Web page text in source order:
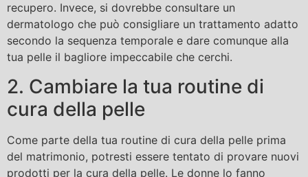
recupero. Invece, si dovrebbe consultare un
dermatologo che può consigliare un trattamento adatto
secondo la sequenza temporale e dare comunque alla
tua pelle il bagliore impeccabile che cerchi.
2. Cambiare la tua routine di
cura della pelle
Come parte della tua routine di cura della pelle prima
del matrimonio, potresti essere tentato di provare nuovi
prodotti per la cura della pelle. Le donne lo fanno